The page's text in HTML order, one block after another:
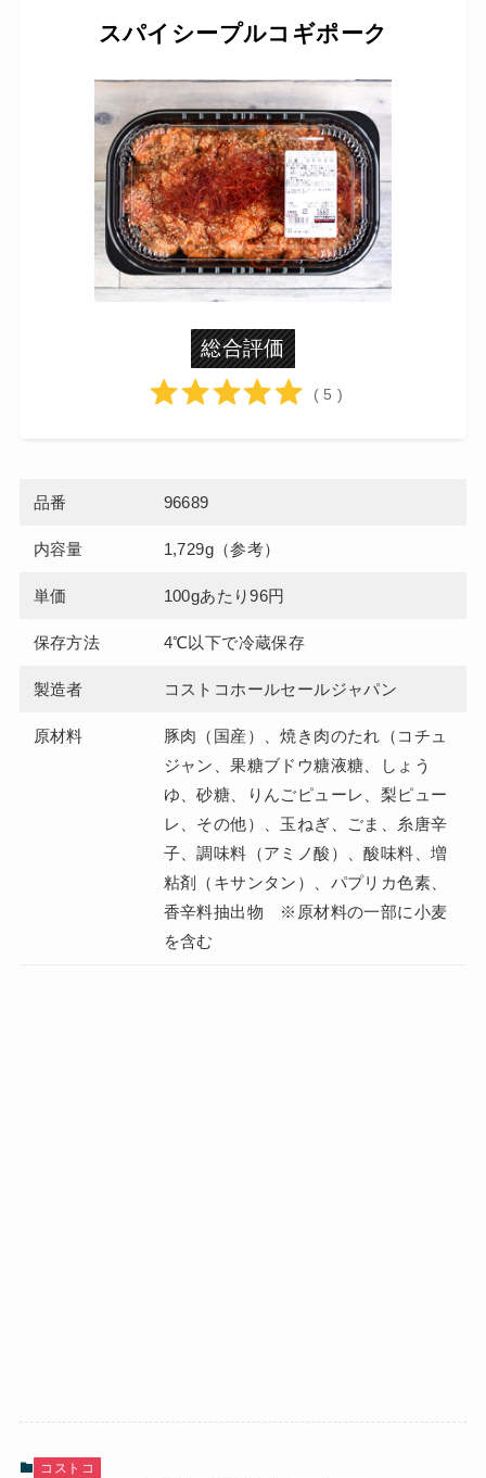
スパイシープルコギポーク
総合評価
( 5 )
品番 96689
内容量 1,729g（参考）
単価 100gあたり96円
保存方法 4℃以下で冷蔵保存
製造者 コストコホールセールジャパン
原材料
豚肉（国産）、焼き肉のたれ（コチュ
ジャン、果糖ブドウ糖液糖、しょう
ゆ、砂糖、りんごピューレ、梨ピュー
レ、その他）、玉ねぎ、ごま、糸唐辛
子、調味料（アミノ酸）、酸味料、増
粘剤（キサンタン）、パプリカ色素、
香辛料抽出物 ※原材料の一部に小麦
を含む
コストコ